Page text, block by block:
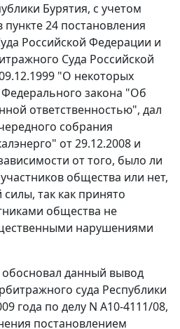
Бурятия, с учетом
24 постановления
Российской Федерации и
Суда Российской
"О некоторых
закона "Об
ответственностью", дал
собрания
от 29.12.2008 и
от того, было ли
общества или нет,
так как принято
общества не
нарушениями
данный вывод
суда Республики
года по делу N А10-4111/08,
постановлением